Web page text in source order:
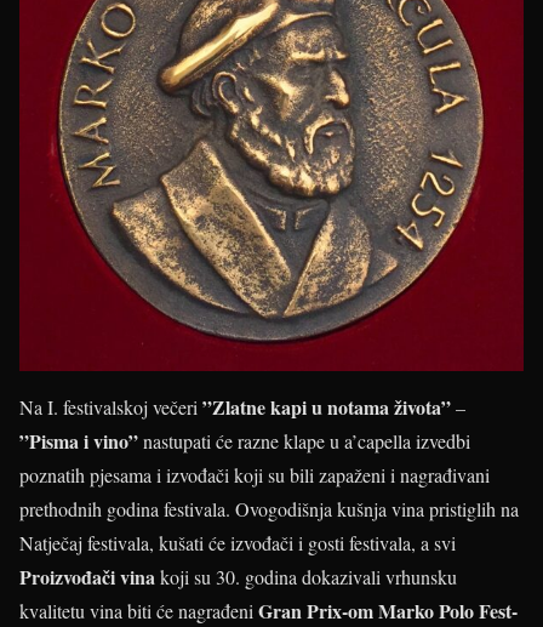
Na I. festivalskoj večeri ”Zlatne kapi u notama života”–
”Pisma i vino”nastupati će razne klape u a’capella izvedbi
poznatih pjesama i izvođači koji su bili zapaženi i nagrađivani
prethodnih godina festivala. Ovogodišnja kušnja vina pristiglih na
Natječaj festivala, kušati će izvođači i gosti festivala, a svi
Proizvođači vinakoji su 30. godina dokazivali vrhunsku
kvalitetu vina biti će nagrađeni Gran Prix-om Marko Polo Fest-